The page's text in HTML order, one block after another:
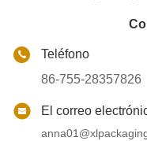
Teléfono
86-755-28357826
El correo